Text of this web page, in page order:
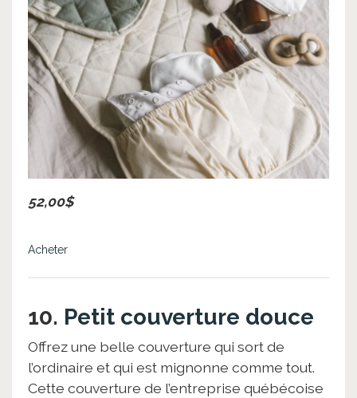
52,00$
Acheter
10. Petit couverture douce
Offrez une belle couverture qui sort de
l’ordinaire et qui est mignonne comme tout.
Cette couverture de l’entreprise québécoise